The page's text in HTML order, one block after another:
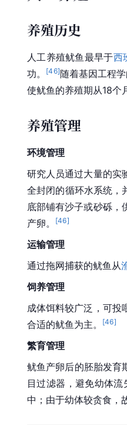
养殖历史
人工养殖鱿鱼最早于西
功。
[46]随着基因工程
使鱿鱼的养殖期从18个
养殖管理
环境管理
研究人员通过大量的实
全封闭的循环水系统
底部铺有沙子或砂砾，
产卵。 [46]
运输管理
通过拖网捕获的鱿鱼从
饲养管理
成体饵料较广泛，可投
合适的鱿鱼为主。
[46]
繁育管理
鱿鱼产卵后的胚胎发育
目过滤器 ，避免幼体
中；由于幼体较贪食，